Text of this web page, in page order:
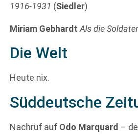
1916-1931 (Siedler)
Miriam Gebhardt Als die
Die Welt
Heute nix.
Süddeutsche
Nachruf auf Odo Marquard –